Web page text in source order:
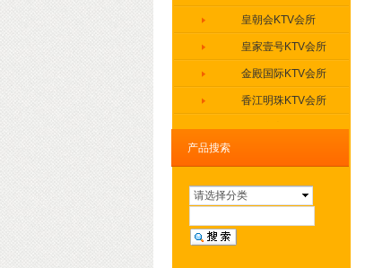
产品搜索
请选择分类
皇朝会KTV会所
皇家壹号KTV会所
金殿国际KTV会所
香江明珠KTV会所
王牌东宫KTV会所
朗庭永利KTV会所